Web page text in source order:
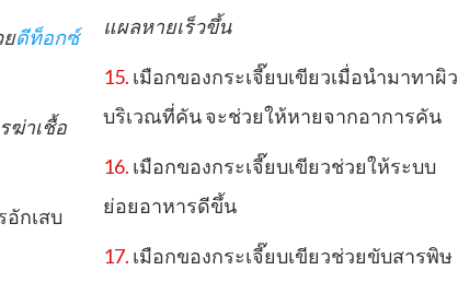
ยดี ท็อกซ์
ฆ่าเชื้อ
อักเสบ
แผลหายเร็วขึ้น
15. เมือกของกระเจี๊ยบเขียวเมื่อนำมาทาผิว
บริเวณที่คัน จะช่วยให้หายจากอาการคัน
16. เมือกของกระเจี๊ยบเขียวช่วยให้ระบบ
ย่อยอาหารดีขึ้น
17. เมือกของกระเจี๊ยบเขียวช่วยขับสารพิษ